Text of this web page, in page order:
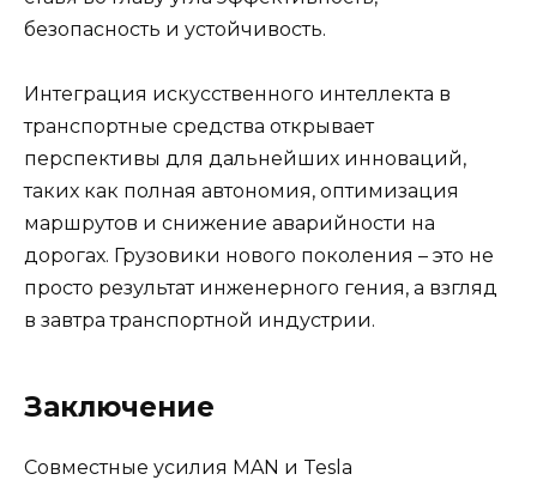
безопасность и устойчивость.
Интеграция искусственного интеллекта в
транспортные средства открывает
перспективы для дальнейших инноваций,
таких как полная автономия, оптимизация
маршрутов и снижение аварийности на
дорогах. Грузовики нового поколения – это не
просто результат инженерного гения, а взгляд
в завтра транспортной индустрии.
Заключение
Совместные усилия MAN и Tesla